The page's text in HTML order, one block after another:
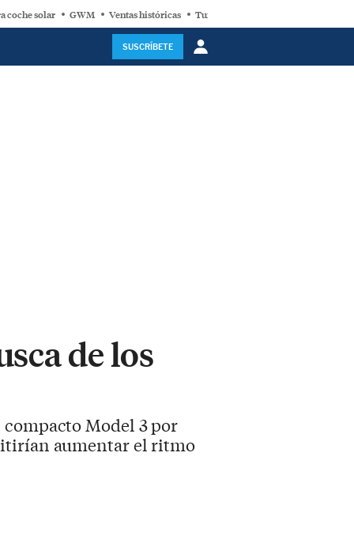
coche solar GWM Ventas históricas Turbina eólica
SUSCRÍBETE
de los
Model 3 por
aumentar el ritmo